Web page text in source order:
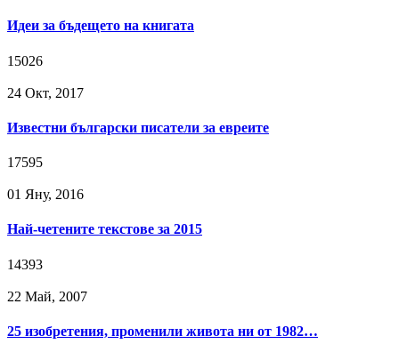
Идеи за бъдещето на книгата
15026
24 Окт, 2017
Известни български писатели за евреите
17595
01 Яну, 2016
Най-четените текстове за 2015
14393
22 Май, 2007
25 изобретения, променили живота ни от 1982…